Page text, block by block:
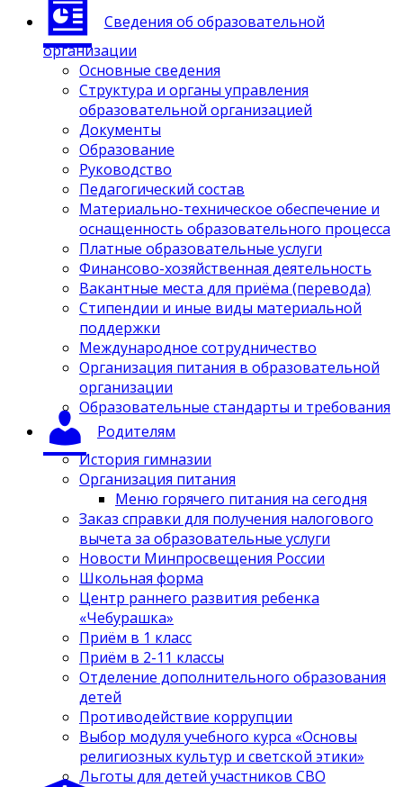
Сведения об образовательной
организации
Основные сведения
Структура и органы управления
образовательной организацией
Документы
Образование
Руководство
Педагогический состав
Материально-техническое обеспечение и
оснащенность образовательного процесса
Платные образовательные услуги
Финансово-хозяйственная деятельность
Вакантные места для приёма (перевода)
Стипендии и иные виды материальной
поддержки
Международное сотрудничество
Организация питания в образовательной
организации
Образовательные стандарты и требования
Родителям
История гимназии
Организация питания
Меню горячего питания на сегодня
Заказ справки для получения налогового
вычета за образовательные услуги
Новости Минпросвещения России
Школьная форма
Центр раннего развития ребенка
«Чебурашка»
Приём в 1 класс
Приём в 2-11 классы
Отделение дополнительного образования
детей
Противодействие коррупции
Выбор модуля учебного курса «Основы
религиозных культур и светской этики»
Льготы для детей участников СВО